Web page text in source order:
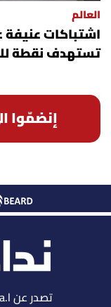
العالم
اشتباكات
تستهدف نقطة
إنضمّوا
تصدر عن Lebanese Media Production s.a.l